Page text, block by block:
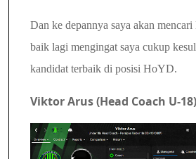
Dan ke depannya saya akan
baik lagi mengingat saya cukup
kandidat terbaik di posisi HoYD.
Viktor Arus (Head Coach U-18)